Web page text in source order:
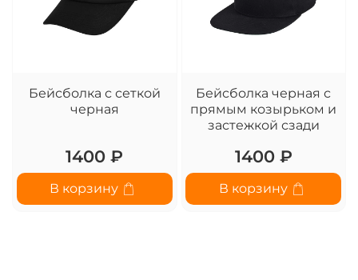
Бейсболка с сеткой
черная
1400 ₽
В корзину
Бейсболка черная с
прямым козырьком и
застежкой сзади
1400 ₽
В корзину